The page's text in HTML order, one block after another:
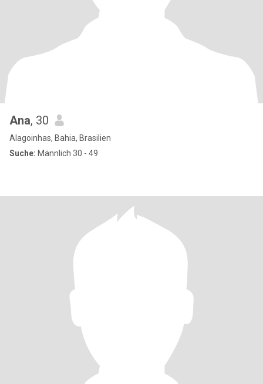
Ana, 30
Alagoinhas, Bahia, Brasilien
Suche: Männlich 30 - 49